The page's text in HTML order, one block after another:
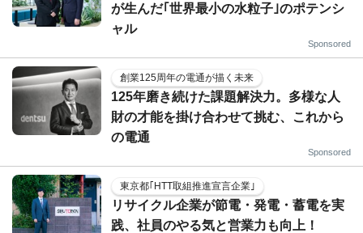
が生んだ｢世界最小の水粒子｣のポテンシ
ャル
Sponsored
創業125周年の電通が描く未来
125年磨き続けた課題解決力。多様な人
財の才能を掛け合わせて挑む、これから
の電通
Sponsored
東京都｢HTT取組推進宣言企業｣
リサイクル企業が節電・発電・蓄電を実
践、社員のやる気と営業力も向上！